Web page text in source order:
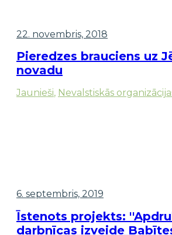
22. novembris, 2018
Pieredzes brauciens uz
novadu
Jaunieši, Nevalstiskās
6. septembris, 2019
Īstenots projekts:
darbnīcas izveide